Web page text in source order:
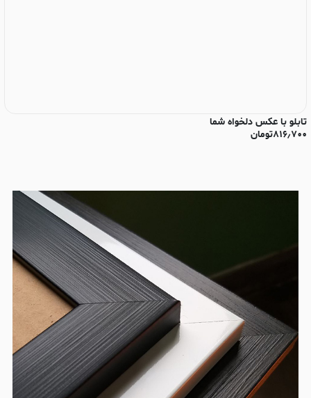
تابلو با عکس دلخواه شما
۸۱۶٫۷۰۰تومان